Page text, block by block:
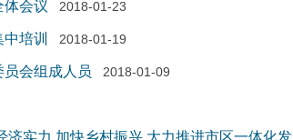
体会议 2018-01-23
培训 2018-01-19
会组成人员 2018-01-09
实力 加快乡村振兴 大力推进市区一体化发